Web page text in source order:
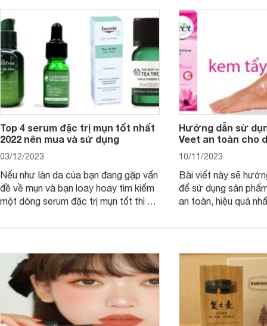
Top 4 serum đặc trị mụn tốt nhất
2022 nên mua và sử dụng
03/12/2023
Nếu như làn da của bạn đang gặp vấn
đề về mụn và bạn loay hoay tìm kiếm
một dòng serum đặc trị mụn tốt thì bài
Hướng dẫn sử
Veet an toàn cho
10/11/2023
Bài viết này sẽ
để sử dụng sản
an toàn, hiệu quả